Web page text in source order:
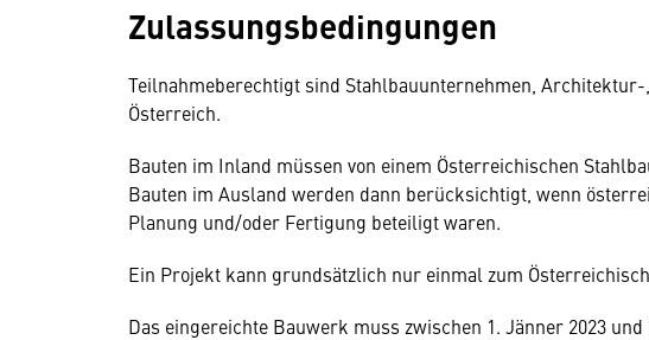
Zulassungsbedingungen
Teilnahmeberechtigt sind Stahlbauunternehmen,
Österreich.
Bauten im Inland müssen von einem Österreichischen
Bauten im Ausland werden dann berücksichtigt, wenn
Planung und/oder Fertigung beteiligt waren.
Ein Projekt kann grundsätzlich nur einmal zum
Das eingereichte Bauwerk muss zwischen 1. Jänner 2023